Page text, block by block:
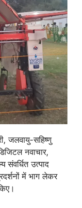
जलवायु-सहिष्णु
नवाचार,
संवर्धित उत्पाद
में भाग लेकर